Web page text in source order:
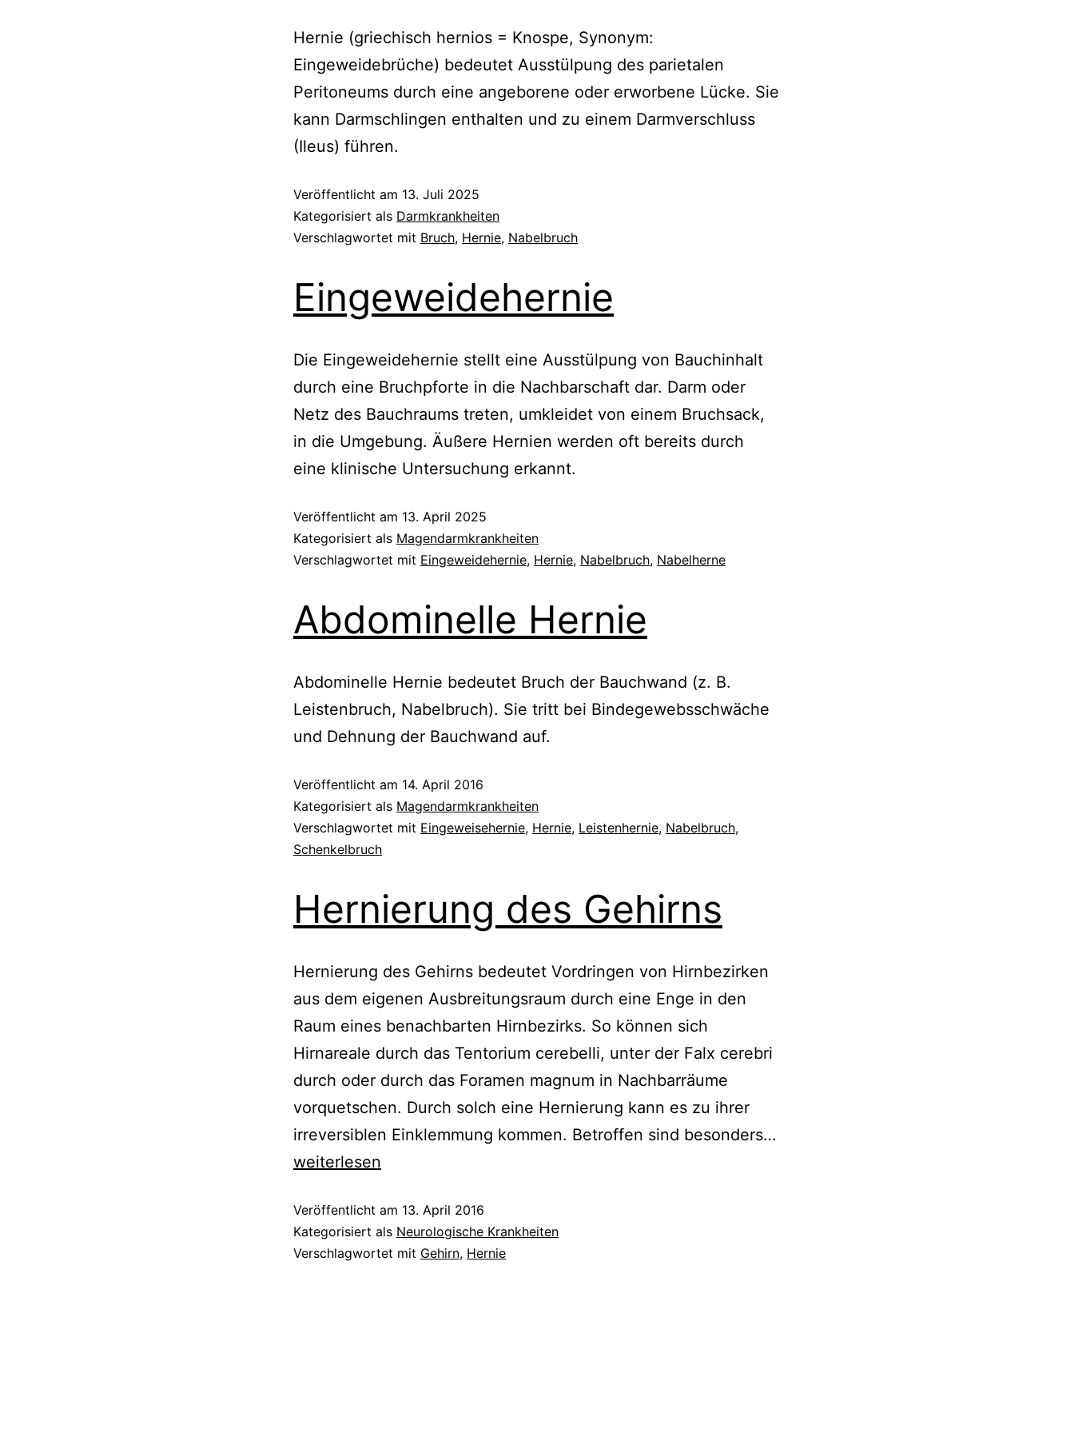
Hernie (griechisch hernios = Knospe, Synonym:
Eingeweidebrüche) bedeutet Ausstülpung des parietalen
Peritoneums durch eine angeborene oder erworbene Lücke. Sie
kann Darmschlingen enthalten und zu einem Darmverschluss
(Ileus) führen.
Veröffentlicht am 13. Juli 2025
Kategorisiert als Darmkrankheiten
Verschlagwortet mit Bruch, Hernie, Nabelbruch
Eingeweidehernie
Die Eingeweidehernie stellt eine Ausstülpung von Bauchinhalt
durch eine Bruchpforte in die Nachbarschaft dar. Darm oder
Netz des Bauchraums treten, umkleidet von einem Bruchsack,
in die Umgebung. Äußere Hernien werden oft bereits durch
eine klinische Untersuchung erkannt.
Veröffentlicht am 13. April 2025
Kategorisiert als Magendarmkrankheiten
Verschlagwortet mit Eingeweidehernie, Hernie, Nabelbruch, Nabelherne
Abdominelle Hernie
Abdominelle Hernie bedeutet Bruch der Bauchwand (z. B.
Leistenbruch, Nabelbruch). Sie tritt bei Bindegewebsschwäche
und Dehnung der Bauchwand auf.
Veröffentlicht am 14. April 2016
Kategorisiert als Magendarmkrankheiten
Verschlagwortet mit Eingeweisehernie, Hernie, Leistenhernie, Nabelbruch,
Schenkelbruch
Hernierung des Gehirns
Hernierung des Gehirns bedeutet Vordringen von Hirnbezirken
aus dem eigenen Ausbreitungsraum durch eine Enge in den
Raum eines benachbarten Hirnbezirks. So können sich
Hirnareale durch das Tentorium cerebelli, unter der Falx cerebri
durch oder durch das Foramen magnum in Nachbarräume
vorquetschen. Durch solch eine Hernierung kann es zu ihrer
irreversiblen Einklemmung kommen. Betroffen sind besonders…
weiterlesen
Veröffentlicht am 13. April 2016
Kategorisiert als Neurologische Krankheiten
Verschlagwortet mit Gehirn, Hernie